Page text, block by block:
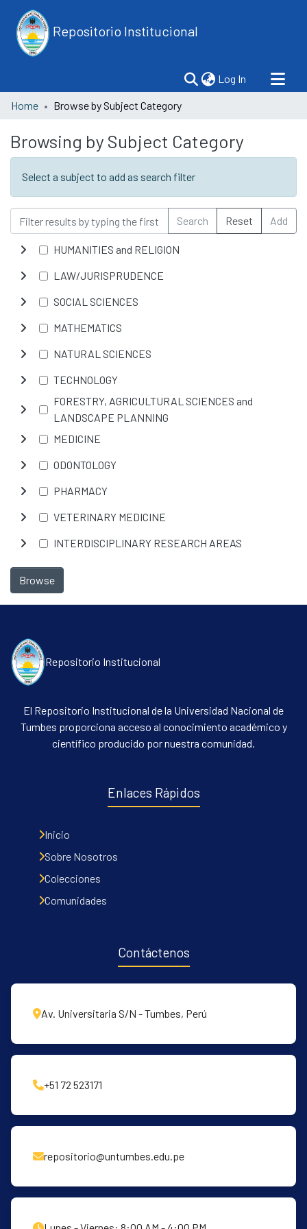
Repositorio Institucional
Log In (current)
Communities & Collections
Home Browse by Subject Category
Browsing by Subject Category
Select a subject to add as search filter
Search Reset Add
HUMANITIES and RELIGION
LAW/JURISPRUDENCE
SOCIAL SCIENCES
MATHEMATICS
NATURAL SCIENCES
TECHNOLOGY
FORESTRY, AGRICULTURAL SCIENCES and
LANDSCAPE PLANNING
MEDICINE
ODONTOLOGY
PHARMACY
VETERINARY MEDICINE
INTERDISCIPLINARY RESEARCH AREAS
Browse
Repositorio Institucional
El Repositorio Institucional de la Universidad Nacional de
Tumbes proporciona acceso al conocimiento académico y
científico producido por nuestra comunidad.
Enlaces Rápidos
Inicio
Sobre Nosotros
Colecciones
Comunidades
Contáctenos
Av. Universitaria S/N - Tumbes, Perú
+51 72 523171
repositorio@untumbes.edu.pe